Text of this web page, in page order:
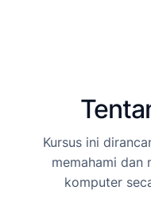
Kursus ini
memahami dan
komputer